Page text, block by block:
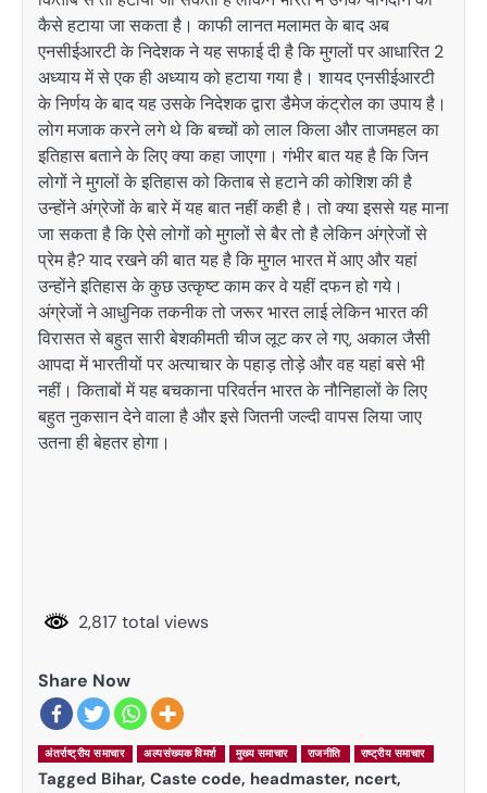
कैसे हटाया जा सकता है। काफी लानत मलामत के बाद अब
एनसीईआरटी के निदेशक ने यह सफाई दी है कि मुगलों पर आधारित 2
अध्याय में से एक ही अध्याय को हटाया गया है। शायद एनसीईआरटी
के निर्णय के बाद यह उसके निदेशक द्वारा डैमेज कंट्रोल का उपाय है।
लोग मजाक करने लगे थे कि बच्चों को लाल किला और ताजमहल का
इतिहास बताने के लिए क्या कहा जाएगा। गंभीर बात यह है कि जिन
लोगों ने मुगलों के इतिहास को किताब से हटाने की कोशिश की है
उन्होंने अंग्रेजों के बारे में यह बात नहीं कही है। तो क्या इससे यह माना
जा सकता है कि ऐसे लोगों को मुगलों से बैर तो है लेकिन अंग्रेजों से
प्रेम है? याद रखने की बात यह है कि मुगल भारत में आए और यहां
उन्होंने इतिहास के कुछ उत्कृष्ट काम कर वे यहीं दफन हो गये।
अंग्रेजों ने आधुनिक तकनीक तो जरूर भारत लाई लेकिन भारत की
विरासत से बहुत सारी बेशकीमती चीज लूट कर ले गए, अकाल जैसी
आपदा में भारतीयों पर अत्याचार के पहाड़ तोड़े और वह यहां बसे भी
नहीं। किताबों में यह बचकाना परिवर्तन भारत के नौनिहालों के लिए
बहुत नुकसान देने वाला है और इसे जितनी जल्दी वापस लिया जाए
उतना ही बेहतर होगा।
2,817 total views
Share Now
अंतर्राष्ट्रीय समाचार अल्पसंख्यक विमर्श मुख्य समाचार राजनीति राष्ट्रीय समाचार
Tagged Bihar, Caste code, headmaster, ncert,